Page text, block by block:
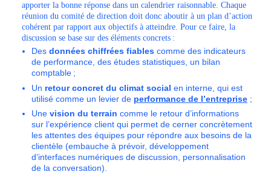
apporter la bonne réponse dans un calendrier raisonnable. Chaque
réunion du comité de direction doit donc aboutir à un plan d’action
cohérent par rapport aux objectifs à atteindre. Pour ce faire, la
discussion se base sur des éléments concrets :
Des données chiffrées fiables comme des indicateurs
de performance, des études statistiques, un bilan
comptable ;
Un retour concret du climat social en interne, qui est
utilisé comme un levier de performance de l’entreprise ;
Une vision du terrain comme le retour d’informations
sur l’expérience client qui permet de cerner concrètement
les attentes des équipes pour répondre aux besoins de la
clientèle (embauche à prévoir, développement
d’interfaces numériques de discussion, personnalisation
de la conversation).